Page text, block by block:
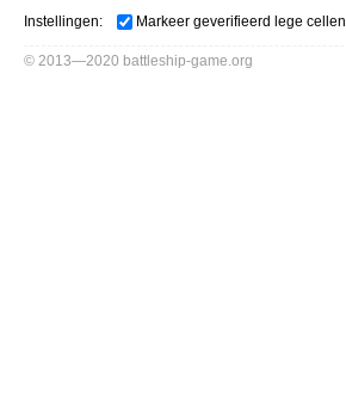
Instellingen: Markeer geverifieerd lege cellen
© 2013—2020 battleship-game.org